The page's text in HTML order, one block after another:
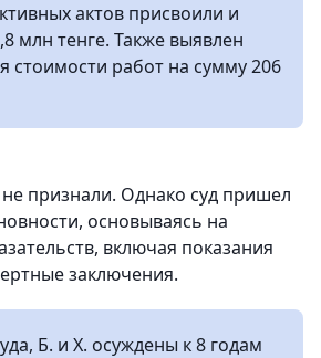
актов присвоили и
млн тенге. Также выявлен
стоимости работ на сумму 206
признали. Однако суд пришел
основываясь на
включая показания
заключения.
Б. и Х. осуждены к 8 годам